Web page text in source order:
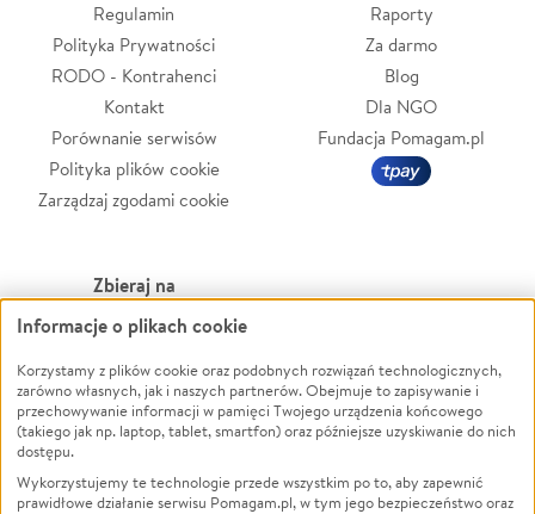
Regulamin
Polityka Prywatności
RODO - Kontrahenci
Kontakt
Porównanie serwisów
Polityka plików cookie
Zarządzaj zgodami cookie
Raporty
Za darmo
Blog
Dla NGO
Fundacja Pomagam.pl
Zbieraj na
Leczenie
Zwierzęta
Pożar
Ukraina
Pomoc Finansowa
Powódź
Wichura
NGO
Edukacja
Informacje o plikach cookie
Korzystamy z plików cookie oraz podobnych rozwiązań technologicznych,
zarówno własnych, jak i naszych partnerów. Obejmuje to zapisywanie i
przechowywanie informacji w pamięci Twojego urządzenia końcowego
(takiego jak np. laptop, tablet, smartfon) oraz późniejsze uzyskiwanie do nich
dostępu.
Wykorzystujemy te technologie przede wszystkim po to, aby zapewnić
prawidłowe działanie serwisu Pomagam.pl, w tym jego bezpieczeństwo oraz